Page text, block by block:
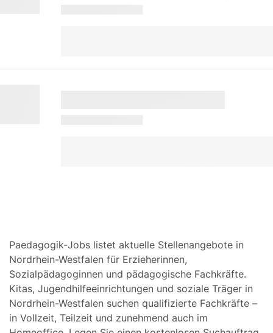
Paedagogik-Jobs listet aktuelle Stellenangebote in
Nordrhein-Westfalen für Erzieherinnen,
Sozialpädagoginnen und pädagogische Fachkräfte.
Kitas, Jugendhilfeeinrichtungen und soziale Träger in
Nordrhein-Westfalen suchen qualifizierte Fachkräfte –
in Vollzeit, Teilzeit und zunehmend auch im